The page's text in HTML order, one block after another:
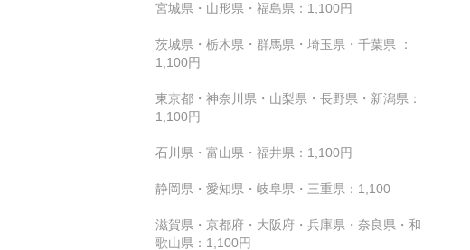
宮城県・山形県・福島県：1,100円
茨城県・栃木県・群馬県・埼玉県・千葉県 ：
1,100円
東京都・神奈川県・山梨県・長野県・新潟県：
1,100円
石川県・富山県・福井県：1,100円
静岡県・愛知県・岐阜県・三重県：1,100
滋賀県・京都府・大阪府・兵庫県・奈良県・和
歌山県：1,100円